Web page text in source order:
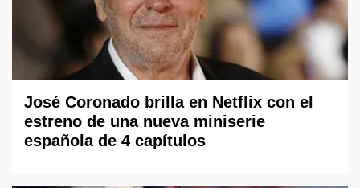
José Coronado brilla en Netflix con el
estreno de una nueva miniserie
española de 4 capítulos